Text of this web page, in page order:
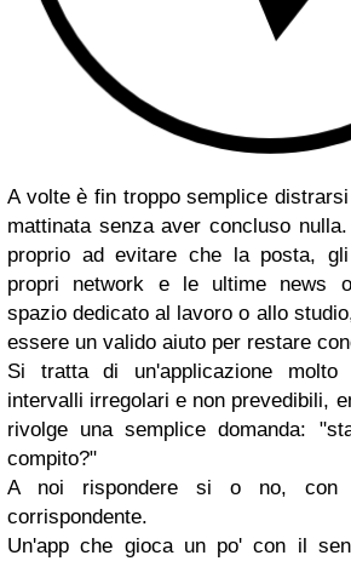
A volte è fin troppo semplice
mattinata senza aver concluso
proprio ad evitare che la posta, gli
propri network e le ultime news
spazio dedicato al lavoro o allo
essere un valido aiuto per restare
Si tratta di un'applicazione
intervalli irregolari e non prevedibili,
rivolge una semplice domanda:
compito?"
A noi rispondere si o no, con
corrispondente.
Un'app che gioca un po' con il